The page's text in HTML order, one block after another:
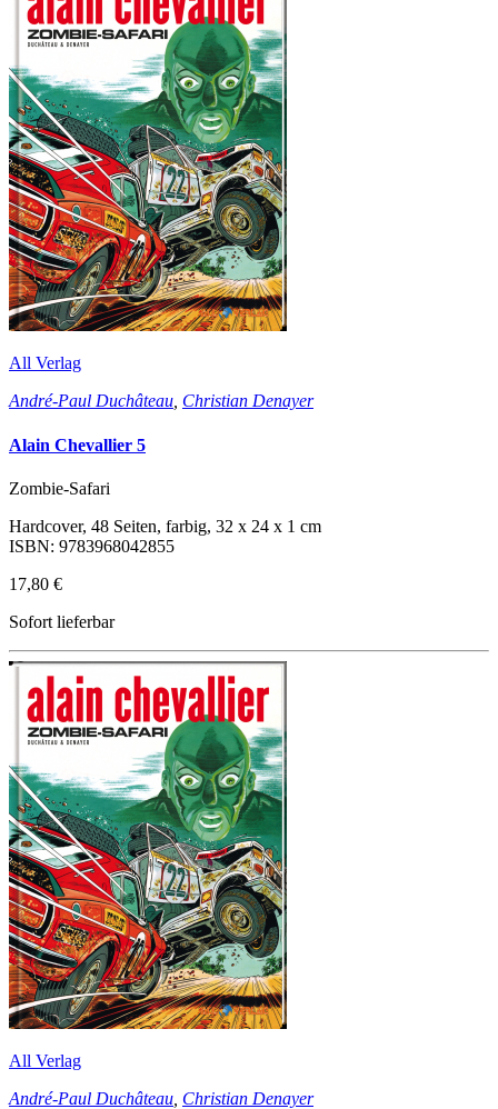
All Verlag
André-Paul Duchâteau Christian Denayer
Alain Chevallier 5
Zombie-Safari
Hardcover, 48 Seiten, farbig, 32 x 24 x 1 cm
ISBN: 9783968042855
17,80 €
Sofort lieferbar
All Verlag
André-Paul Duchâteau Christian Denayer